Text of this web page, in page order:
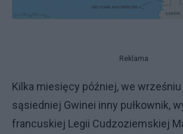
Reklama
Kilka miesięcy później, we
sąsiedniej Gwinei inny pułkownik,
francuskiej Legii Cudzoziemskiej